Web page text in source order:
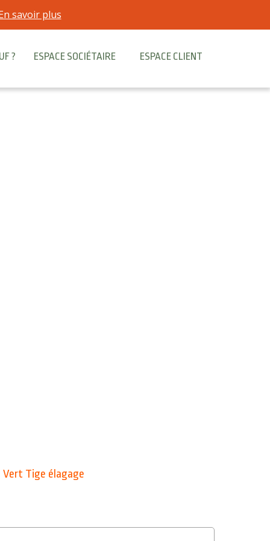
savoir plus
? ESPACE SOCIÉTAIRE ESPACE CLIENT
Vert Tige élagage